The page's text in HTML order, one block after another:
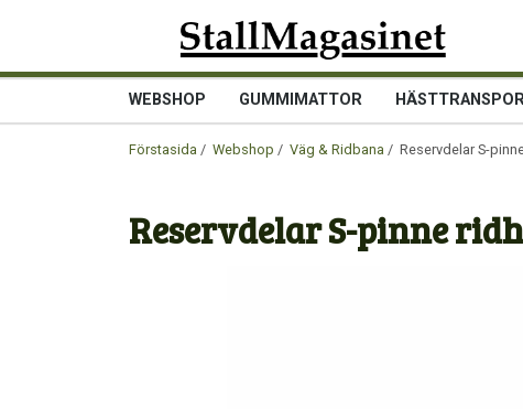
WEBSHOP GUMMIMATTOR
Förstasida / Webshop / Väg & Ridbana / Reservdelar S-
Reservdelar S-pinne